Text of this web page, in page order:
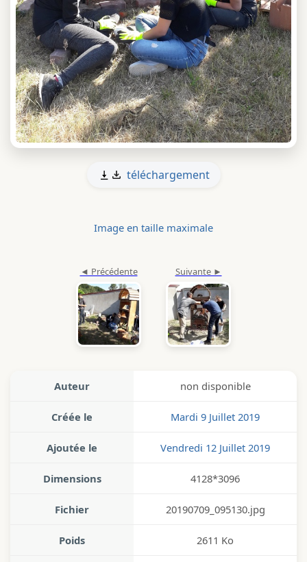
téléchargement
Image en taille maximale
Auteur non disponible
Créée le Mardi 9 Juillet 2019
Ajoutée le Vendredi 12 Juillet 2019
Dimensions 4128*3096
Fichier 20190709_095130.jpg
Poids 2611 Ko